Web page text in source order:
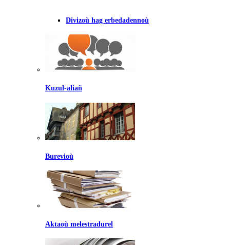
Divizoù hag erbedadennoù
Kuzul-aliañ
Burevioù
Aktaoù melestradurel